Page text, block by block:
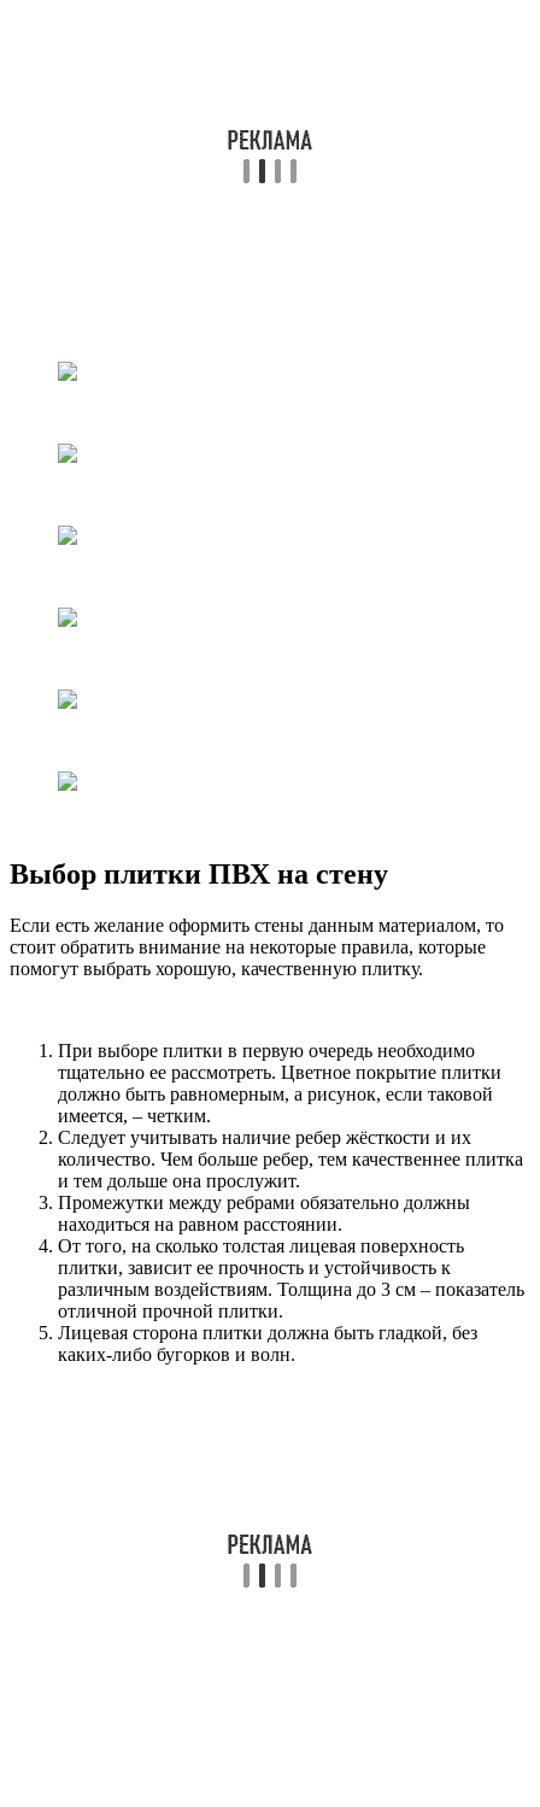
Выбор плитки ПВХ на стену
Если есть желание оформить стены данным материалом, то
стоит обратить внимание на некоторые правила, которые
помогут выбрать хорошую, качественную плитку.
При выборе плитки в первую очередь необходимо
тщательно ее рассмотреть. Цветное покрытие плитки
должно быть равномерным, а рисунок, если таковой
имеется, – четким.
Следует учитывать наличие ребер жёсткости и их
количество. Чем больше ребер, тем качественнее плитка
и тем дольше она прослужит.
Промежутки между ребрами обязательно должны
находиться на равном расстоянии.
От того, на сколько толстая лицевая поверхность
плитки, зависит ее прочность и устойчивость к
различным воздействиям. Толщина до 3 см – показатель
отличной прочной плитки.
Лицевая сторона плитки должна быть гладкой, без
каких-либо бугорков и волн.